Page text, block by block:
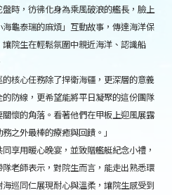
時，彷彿化身為乘風破浪的艦長，臉上
龜泰瑞的麻煩」互動故事，傳達海洋保
院生在輕鬆氛圍中親近海洋、認識船
核心任務除了捍衛海疆，更深層的意義
防線，更希望能將平日凝聚的這份團隊
懷的角落。看著他們在甲板上迎風展露
之外最棒的療癒與回饋。」
享用暖心晚宴，並致贈艦艇紀念小禮，
老師表示，對院生而言，能走出熟悉環
巡同仁展現耐心與溫柔，讓院生感受到